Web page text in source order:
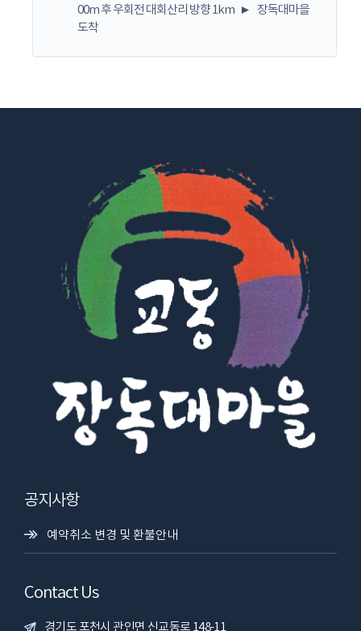
00m 후 우회전 대회산리 방향 1km ► 장독대마을
도착
공지사항
예약취소 변경 및 환불안내
Contact Us
경기도 포천시 관인면 신교동로 148-11